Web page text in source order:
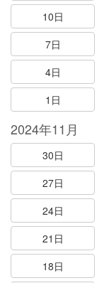
10日
7日
4日
1日
2024年11月
30日
27日
24日
21日
18日